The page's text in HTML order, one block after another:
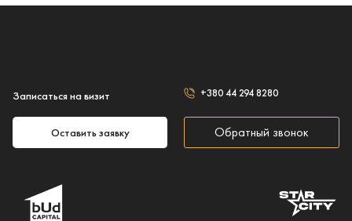
14
12
+380 44 294 8280
Обратный звонок
Записаться на визит
Оставить заявку